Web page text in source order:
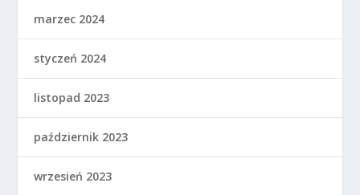
marzec 2024
styczeń 2024
listopad 2023
październik 2023
wrzesień 2023